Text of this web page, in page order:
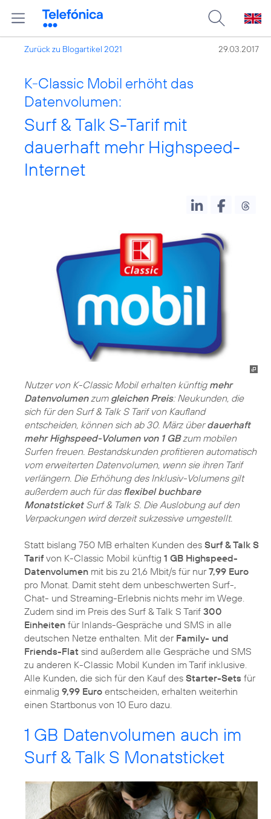
Zurück zu Blogartikel 2021 29.03.2017
K-Classic Mobil erhöht das
Datenvolumen:
Surf & Talk S-Tarif mit
dauerhaft mehr Highspeed-
Internet
Nutzer von K-Classic Mobil erhalten künftig mehr
Datenvolumenzum gleichen Preis: Neukunden, die
sich für den Surf & Talk S Tarif von Kaufland
entscheiden, können sich ab 30. März überdauerhaft
mehr Highspeed-Volumen von 1 GBzum mobilen
Surfen freuen. Bestandskunden profitieren automatisch
vom erweiterten Datenvolumen, wenn sie ihren Tarif
verlängern. Die Erhöhung des Inklusiv-Volumens gilt
außerdem auch für das flexibel buchbare
MonatsticketSurf & Talk S. Die Auslobung auf den
Verpackungen wird derzeit sukzessive umgestellt.
Statt bislang 750 MB erhalten Kunden des Surf & Talk S
Tarif von K-Classic Mobil künftig 1 GB Highspeed-
Datenvolumen mit bis zu 21,6 Mbit/s für nur7,99 Euro
pro Monat. Damit steht dem unbeschwerten Surf-,
Chat- und Streaming-Erlebnis nichts mehr im Wege.
Zudem sind im Preis des Surf & Talk S Tarif 300
Einheiten für Inlands-Gespräche und SMS in alle
deutschen Netze enthalten. Mit der Family- und
Friends-Flat sind außerdem alle Gespräche und SMS
zu anderen K-Classic Mobil Kunden im Tarif inklusive.
Alle Kunden, die sich für den Kauf des Starter-Sets für
einmalig 9,99 Euro entscheiden, erhalten weiterhin
einen Startbonus von 10 Euro dazu.
1 GB Datenvolumen auch im
Surf & Talk S Monatsticket